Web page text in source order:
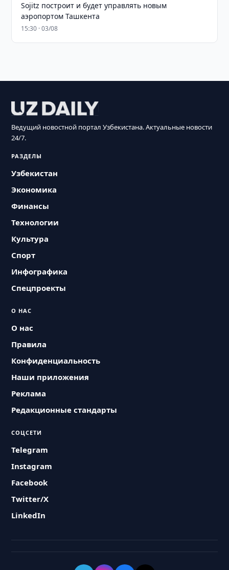
Sojitz построит и будет управлять новым
аэропортом Ташкента
15:30 · 03/08
Ведущий новостной портал Узбекистана. Актуальные новости
24/7.
РАЗДЕЛЫ
Узбекистан
Экономика
Финансы
Технологии
Культура
Спорт
Инфографика
Спецпроекты
О НАС
О нас
Правила
Конфиденциальность
Наши приложения
Реклама
Редакционные стандарты
СОЦСЕТИ
Telegram
Instagram
Facebook
Twitter/X
LinkedIn